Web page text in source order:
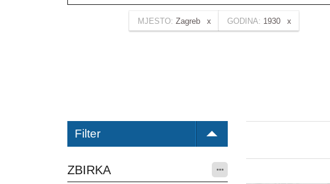
MJESTO: Zagreb GODINA: 1930
Filter
ZBIRKA